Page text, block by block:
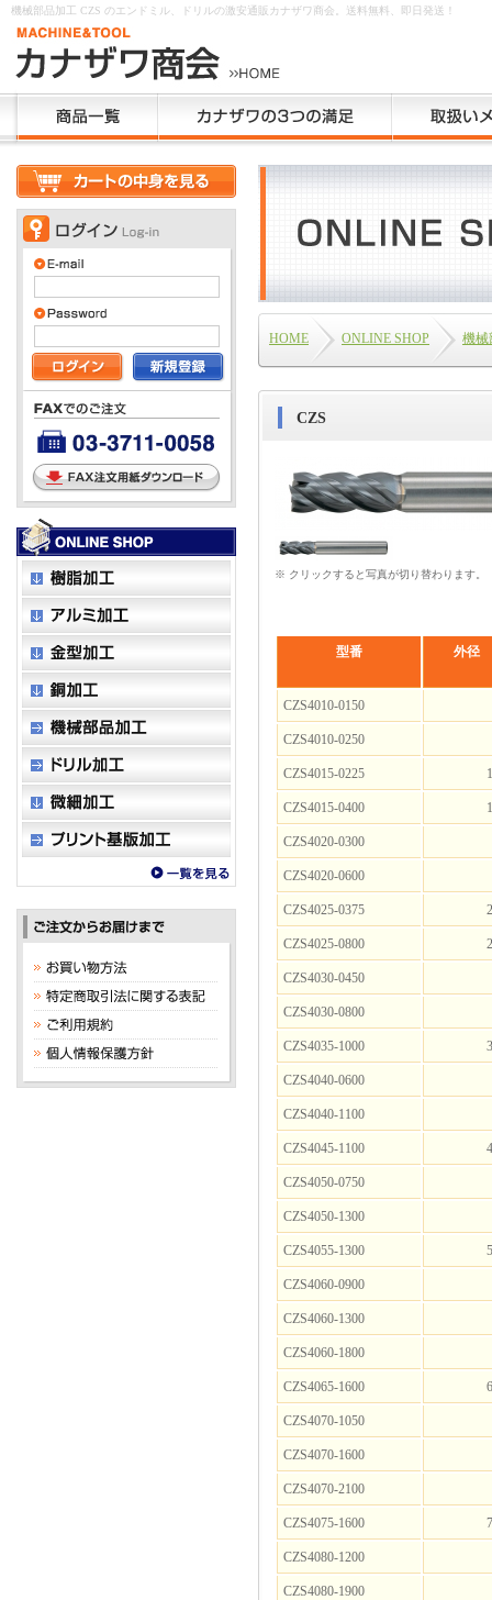
機械部品加工 CZS のエンドミル、ドリルの激安通販カナザワ商会。送料無料、即日発送！
HOME ONLINE SHOP 機械
CZS
※ クリックすると写真が切り替わります。
型番 外径
CZS4010-0150
CZS4010-0250
CZS4015-0225
CZS4015-0400
CZS4020-0300
CZS4020-0600
CZS4025-0375
CZS4025-0800
CZS4030-0450
CZS4030-0800
CZS4035-1000
CZS4040-0600
CZS4040-1100
CZS4045-1100
CZS4050-0750
CZS4050-1300
CZS4055-1300
CZS4060-0900
CZS4060-1300
CZS4060-1800
CZS4065-1600
CZS4070-1050
CZS4070-1600
CZS4070-2100
CZS4075-1600
CZS4080-1200
CZS4080-1900